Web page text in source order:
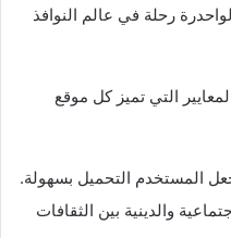
رحلة في عالم النوافذ
التي تميز كل موقع
المستخدم التحميل بسهولة.
والدينية بين الثقافات